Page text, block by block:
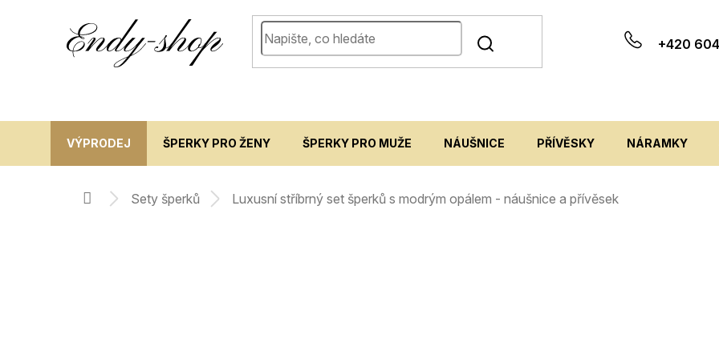
+420
VÝPRODEJ ŠPERKY PRO ŽENY ŠPERKY PRO MUŽE NÁUŠNICE PŘÍVĚSKY NÁRAMKY
domů sety šperků luxusní stříbrný set šperků s modrým opálem - náušnice a přívěsek